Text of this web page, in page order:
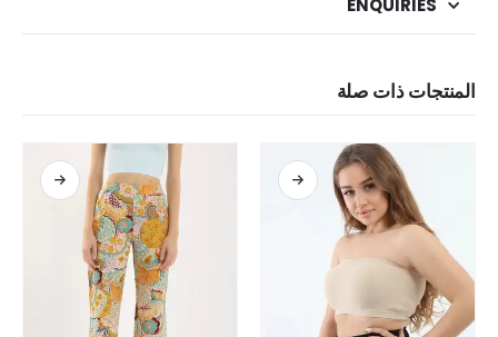
ENQUIRIES
المنتجات ذات صلة